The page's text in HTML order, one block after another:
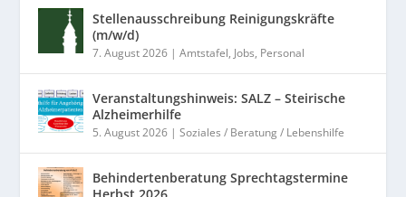
Stellenausschreibung Reinigungskräfte
(m/w/d)
7. August 2026 |Amtstafel, Jobs, Personal
Veranstaltungshinweis: SALZ – Steirische
Alzheimerhilfe
5. August 2026 |Soziales / Beratung / Lebenshilfe
Behindertenberatung Sprechtagstermine